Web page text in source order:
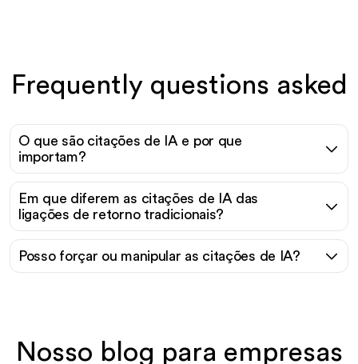
Frequently questions asked
O que são citações de IA e por que
importam?
Em que diferem as citações de IA das
ligações de retorno tradicionais?
Posso forçar ou manipular as citações de IA?
Nosso blog para empresas